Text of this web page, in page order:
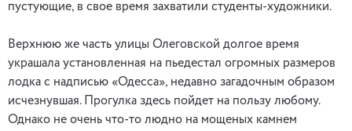
пустующие, в свое время захватили студенты-художники.
Верхнюю же часть улицы Олеговской долгое время
украшала установленная на пьедестал огромных размеров
лодка с надписью «Одесса», недавно загадочным образом
исчезнувшая. Прогулка здесь пойдет на пользу любому.
Однако не очень что-то людно на мощеных камнем